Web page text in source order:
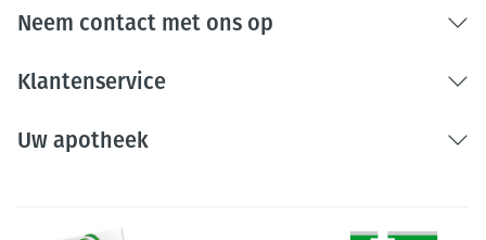
Neem contact met ons op
Klantenservice
Uw apotheek